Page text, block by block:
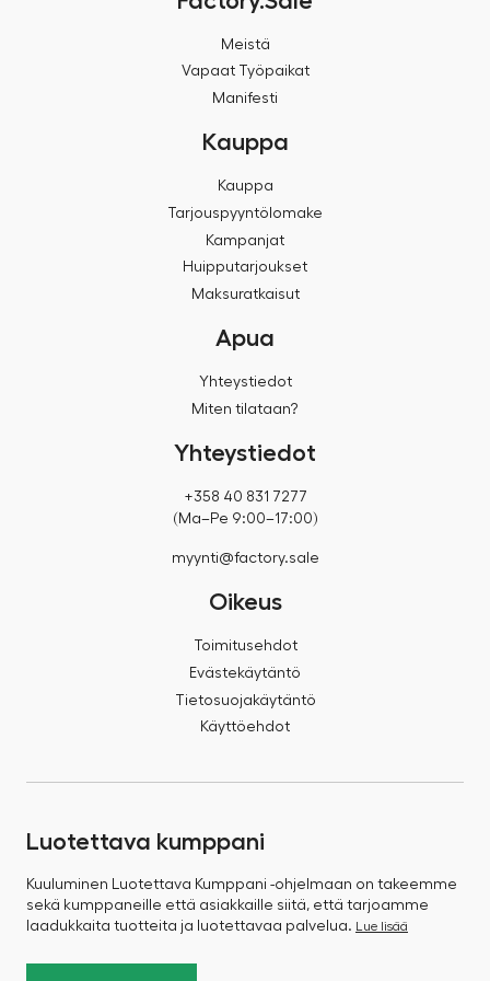
Meistä
Vapaat Työpaikat
Manifesti
Kauppa
Kauppa
Tarjouspyyntölomake
Kampanjat
Huipputarjoukset
Maksuratkaisut
Apua
Yhteystiedot
Miten tilataan?
Yhteystiedot
+358 40 831 7277
(Ma–Pe 9:00–17:00)
myynti@factory.sale
Oikeus
Toimitusehdot
Evästekäytäntö
Tietosuojakäytäntö
Käyttöehdot
Luotettava kumppani
Kuuluminen Luotettava Kumppani -ohjelmaan on takeemme
sekä kumppaneille että asiakkaille siitä, että tarjoamme
laadukkaita tuotteita ja luotettavaa palvelua. Lue lisää